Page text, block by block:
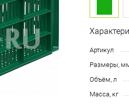
Артикул
Размеры,
Объём, л
Масса, кг